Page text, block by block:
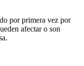
por primera vez por
afectar o son